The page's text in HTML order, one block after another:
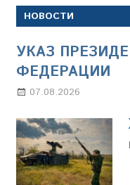
НОВОСТИ
УКАЗ
ФЕДЕРАЦИИ
07.08.2026